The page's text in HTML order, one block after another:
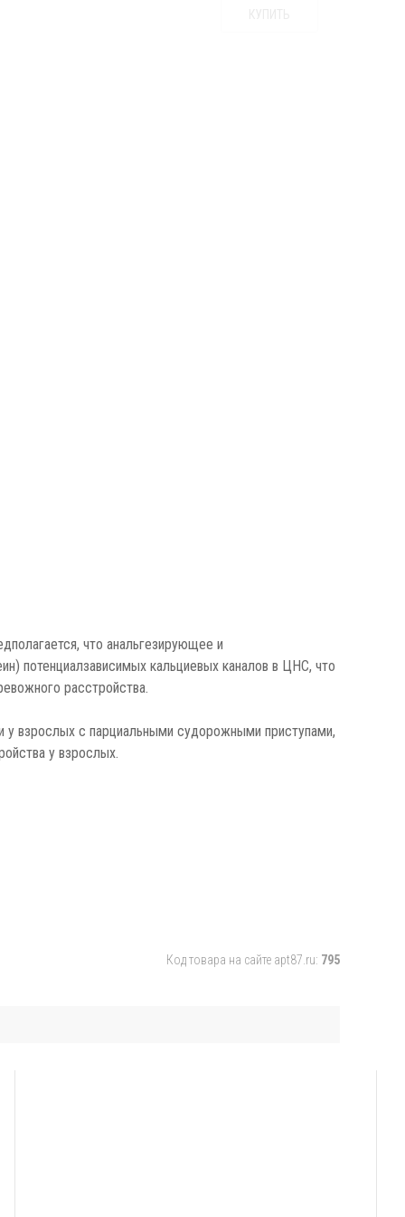
что анальгезирующее и
потенциалзависимых кальциевых каналов в ЦНС, что
расстройства.
у взрослых с парциальными судорожными приступами,
у взрослых.
Код товара на сайте apt87.ru: 795